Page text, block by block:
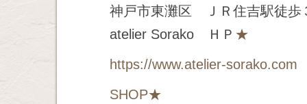
神戸市東灘区 ＪＲ住吉駅徒歩
atelier Sorako ＨＰ ★
https://www.atelier-sorako.com
SHOP★